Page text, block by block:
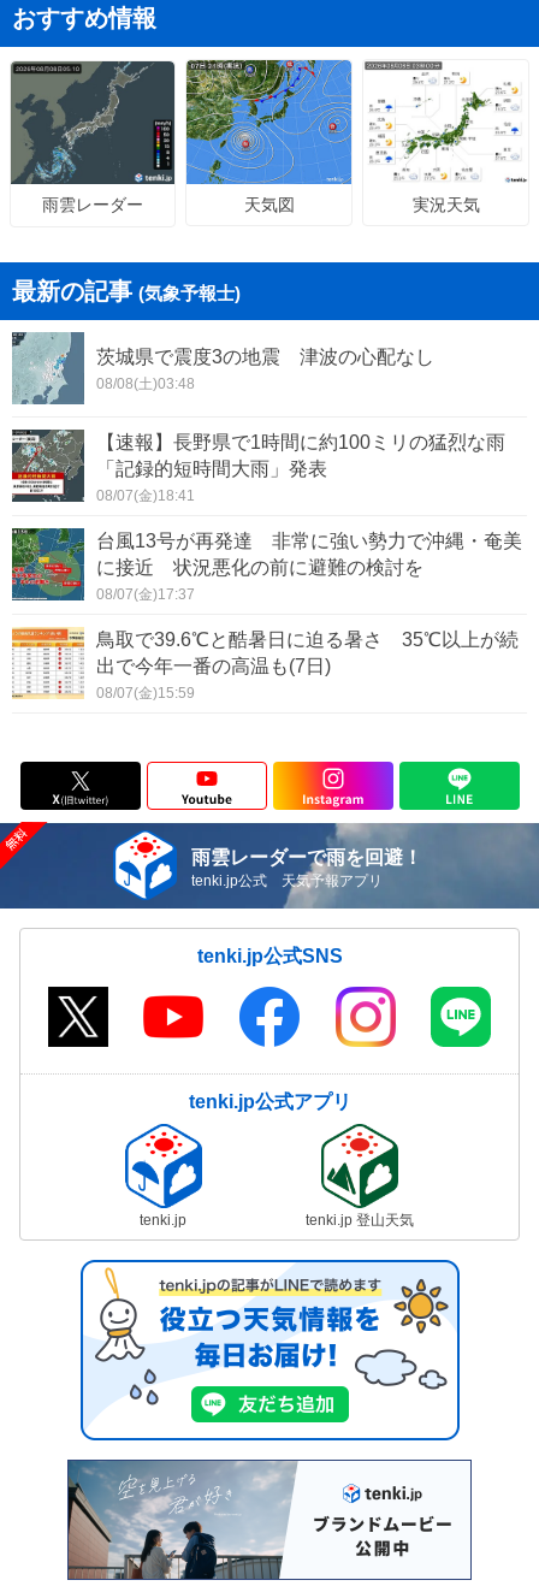
おすすめ情報
雨雲レーダー 天気図 実況天気
最新の記事 (気象予報士)
茨城県で震度3の地震 津波の心配なし
08/08(土)03:48
【速報】長野県で1時間に約100ミリの猛烈な雨
「記録的短時間大雨」発表
08/07(金)18:41
台風13号が再発達 非常に強い勢力で沖縄・奄美
に接近 状況悪化の前に避難の検討を
08/07(金)17:37
鳥取で39.6℃と酷暑日に迫る暑さ 35℃以上が続
出で今年一番の高温も(7日)
08/07(金)15:59
雨雲レーダーで雨を回避！
tenki.jp公式 天気予報アプリ
tenki.jp公式SNS
tenki.jp公式アプリ
tenki.jp tenki.jp 登山天気